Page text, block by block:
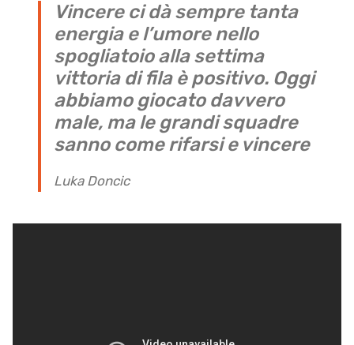
Vincere ci dà sempre tanta
energia e l’umore nello
spogliatoio alla settima
vittoria di fila è positivo. Oggi
abbiamo giocato davvero
male, ma le grandi squadre
sanno come rifarsi e vincere
Luka Doncic